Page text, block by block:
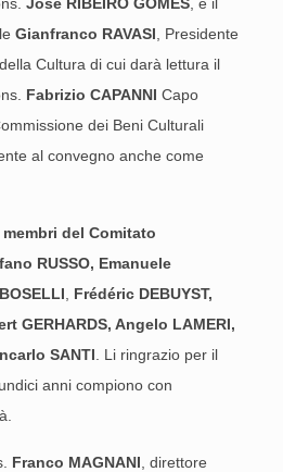
Gianfranco RAVASI , Presidente
Cultura di cui darà lettura il
Fabrizio CAPANNI Capo
dei Beni Culturali
al convegno anche come
membri del Comitato
RUSSO, Emanuele
Frédéric DEBUYST,
GERHARDS, Angelo LAMERI,
SANTI . Li ringrazio per il
anni compiono con
Franco MAGNANI , direttore